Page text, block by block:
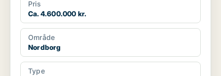
Pris
Ca. 4.600.000 kr.
Område
Nordborg
Type